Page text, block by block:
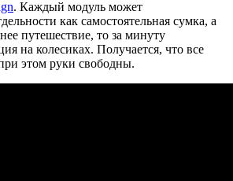
. Каждый модуль может
как самостоятельная сумка, а
путешествие, то за минуту
на колесиках. Получается, что все
этом руки свободны.